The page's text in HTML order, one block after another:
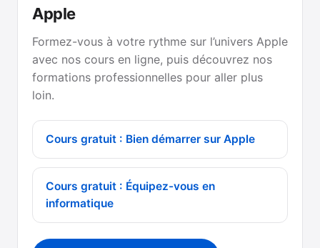
Apple
Formez-vous à votre rythme sur l’univers Apple
avec nos cours en ligne, puis découvrez nos
formations professionnelles pour aller plus
loin.
Cours gratuit : Bien démarrer sur Apple
Cours gratuit : Équipez-vous en
informatique